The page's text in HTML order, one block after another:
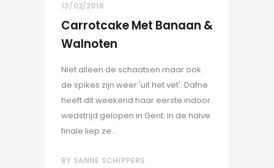
13/02/2018
Carrotcake Met Banaan &
Walnoten
Niet alleen de schaatsen maar ook
de spikes zijn weer 'uit het vet'. Dafne
heeft dit weekend haar eerste indoor
wedstrijd gelopen in Gent. In de halve
finale liep ze...
BY SANNE SCHIPPERS